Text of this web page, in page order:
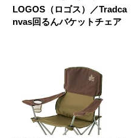
LOGOS（ロゴス）／Tradca
nvas回るんバケットチェア